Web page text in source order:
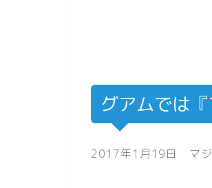
グアムでは
2017年1月19日 マジ